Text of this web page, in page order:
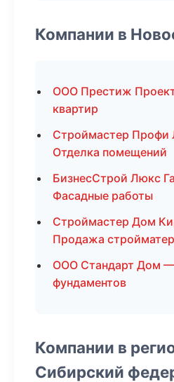
Компании в
ООО Престиж
квартир
Строймастер
Отделка помещений
БизнесСтрой Люкс
Фасадные работы
Строймастер Дом
Продажа
ООО Стандарт Дом —
фундаментов
Компании в
Сибирский